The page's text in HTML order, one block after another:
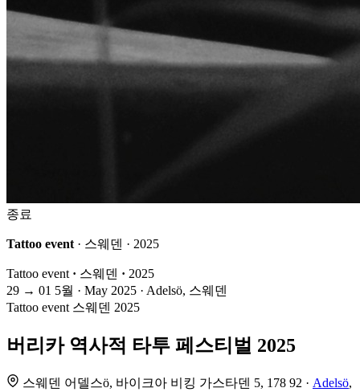
종료
Tattoo event · 스웨덴 · 2025
Tattoo event · 스웨덴 · 2025
29 → 01 5월 · May 2025 · Adelsö, 스웨덴
Tattoo event 스웨덴 2025
버리카 역사적 타투 페스티벌 2025
스웨덴 어델스ö, 바이크아 비킹 가스타덴 5, 178 92 · Adelsö,